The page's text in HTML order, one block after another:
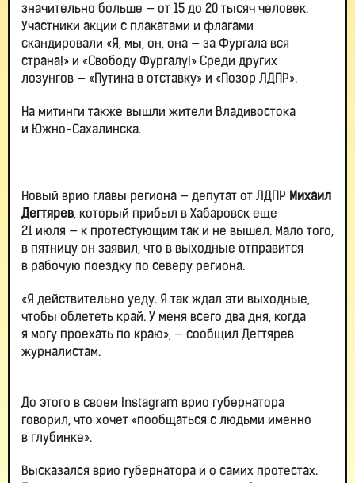
значительно больше — от 15 до 20 тысяч человек.
Участники акции с плакатами и флагами
скандировали «Я, мы, он, она — за Фургала вся
страна!» и «Свободу Фургалу!» Среди других
лозунгов — «Путина в отставку» и «Позор ЛДПР».
На митинги также вышли жители Владивостока
и Южно-Сахалинска.
Новый врио главы региона — депутат от ЛДПР Михаил
Дегтярев, который прибыл в Хабаровск еще
21 июля — к протестующим так и не вышел. Мало того,
в пятницу он заявил, что в выходные отправится
в рабочую поездку по северу региона.
«Я действительно уеду. Я так ждал эти выходные,
чтобы облететь край. У меня всего два дня, когда
я могу проехать по краю», — сообщил Дегтярев
журналистам.
До этого в своем Instagram врио губернатора
говорил, что хочет «пообщаться с людьми именно
в глубинке».
Высказался врио губернатора и о самих протестах.